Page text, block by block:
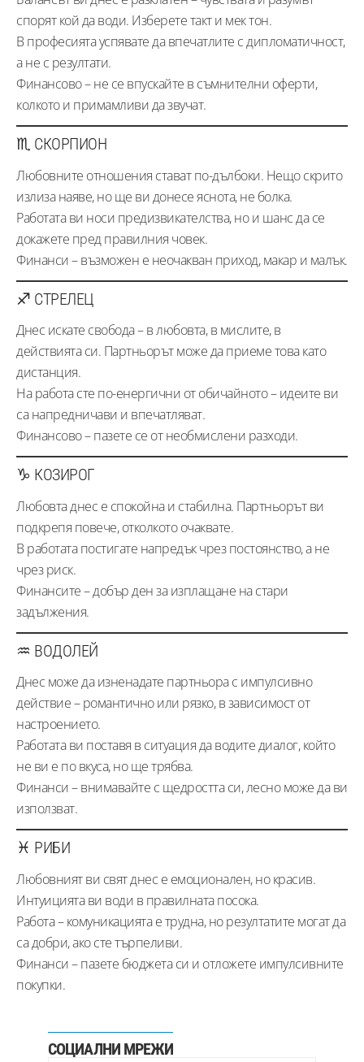
спорят кой да води. Изберете такт и мек тон.
В професията успявате да впечатлите с дипломатичност,
а не с резултати.
Финансово – не се впускайте в съмнителни оферти,
колкото и примамливи да звучат.
♏ СКОРПИОН
Любовните отношения стават по-дълбоки. Нещо скрито
излиза наяве, но ще ви донесе яснота, не болка.
Работата ви носи предизвикателства, но и шанс да се
докажете пред правилния човек.
Финанси – възможен е неочакван приход, макар и малък.
♐ СТРЕЛЕЦ
Днес искате свобода – в любовта, в мислите, в
действията си. Партньорът може да приеме това като
дистанция.
На работа сте по-енергични от обичайното – идеите ви
са напредничави и впечатляват.
Финансово – пазете се от необмислени разходи.
♑ КОЗИРОГ
Любовта днес е спокойна и стабилна. Партньорът ви
подкрепя повече, отколкото очаквате.
В работата постигате напредък чрез постоянство, а не
чрез риск.
Финансите – добър ден за изплащане на стари
задължения.
♒ ВОДОЛЕЙ
Днес може да изненадате партньора с импулсивно
действие – романтично или рязко, в зависимост от
настроението.
Работата ви поставя в ситуация да водите диалог, който
не ви е по вкуса, но ще трябва.
Финанси – внимавайте с щедростта си, лесно може да ви
използват.
♓ РИБИ
Любовният ви свят днес е емоционален, но красив.
Интуицията ви води в правилната посока.
Работа – комуникацията е трудна, но резултатите могат да
са добри, ако сте търпеливи.
Финанси – пазете бюджета си и отложете импулсивните
покупки.
СОЦИАЛНИ МРЕЖИ